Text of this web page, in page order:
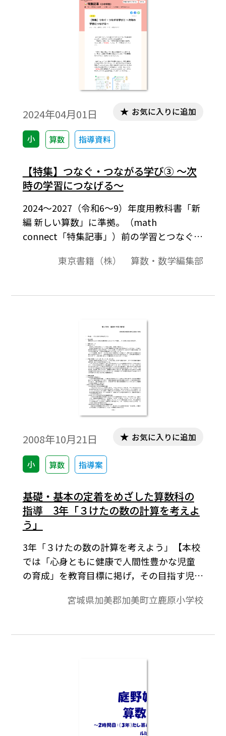
2024年04月01日
小 算数 指導資料
お気に入りに追加
【特集】つなぐ・つながる学び③ ～次
時の学習につなげる～
2024～2027（令和6～9）年度用教科書「新
編 新しい算数」に準拠。（math
connect「特集記事」）前の学習とつなぐ。
変わることなく、先生方が大切にされてき
「今日の学習を次の学習へつなげる」ため
東京書籍（株） 算数・数学編集部
2008年10月21日
小 算数 指導案
お気に入りに追加
基礎・基本の定着をめざした算数科の
指導 3年「３けたの数の計算を考えよ
う」
3年「３けたの数の計算を考えよう」【本校
では「心身ともに健康で人間性豊かな児童
の育成」を教育目標に掲げ，その目指す児
を設定している。これは「学習指導要領に
「個に応じた学習指導の充実」によっても
的・主体的な学習意欲の醸成」により具現
宮城県加美郡加美町立鹿原小学校